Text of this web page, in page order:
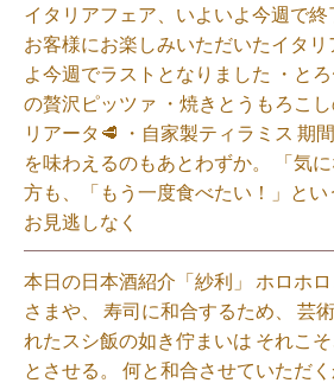
イタリアフェア、いよいよ今週で
お客様にお楽しみいただいたイタ
よ今週でラストとなりました ・と
の贅沢ピッツァ ・焼きとうもろこ
リアータ🥩 ・自家製ティラミス 期
を味わえるのもあとわずか。 「気
方も、「もう一度食べたい！」と
お見逃しなく⁡
本日の日本酒紹介「紗利」 ホロホ
さまや、 寿司に和合するため、 芸
れたスシ飯の如き佇まいは それこ
とさせる。 何と和合させていただ